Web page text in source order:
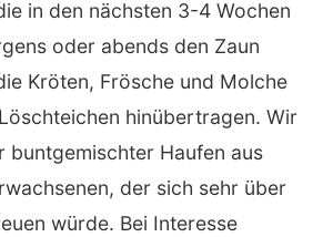
in den nächsten 3-4 Wochen
oder abends den Zaun
Kröten, Frösche und Molche
hinübertragen. Wir
buntgemischter Haufen aus
der sich sehr über
würde. Bei Interesse